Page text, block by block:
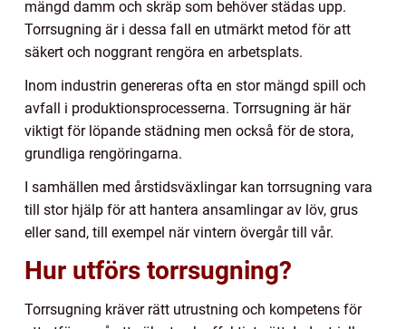
mängd damm och skräp som behöver städas upp.
Torrsugning är i dessa fall en utmärkt metod för att
säkert och noggrant rengöra en arbetsplats.
Inom industrin genereras ofta en stor mängd spill och
avfall i produktionsprocesserna. Torrsugning är här
viktigt för löpande städning men också för de stora,
grundliga rengöringarna.
I samhällen med årstidsväxlingar kan torrsugning vara
till stor hjälp för att hantera ansamlingar av löv, grus
eller sand, till exempel när vintern övergår till vår.
Hur utförs torrsugning?
Torrsugning kräver rätt utrustning och kompetens för